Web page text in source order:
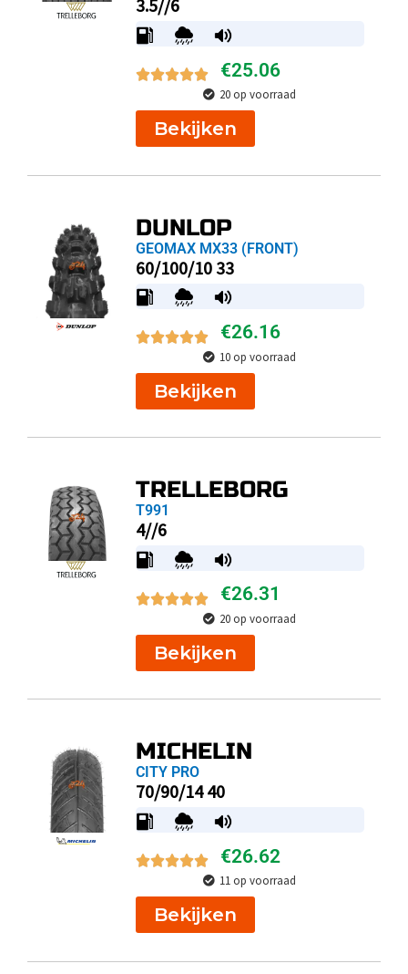
3.5//6
€25.06
20 op voorraad
Bekijken
DUNLOP
GEOMAX MX33 (FRONT)
60/100/10 33
€26.16
10 op voorraad
Bekijken
TRELLEBORG
T991
4//6
€26.31
20 op voorraad
Bekijken
MICHELIN
CITY PRO
70/90/14 40
€26.62
11 op voorraad
Bekijken